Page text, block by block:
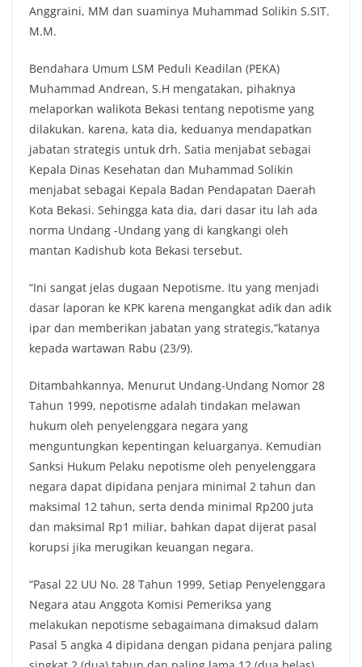
Anggraini, MM dan suaminya Muhammad Solikin S.SIT.
M.M.
Bendahara Umum LSM Peduli Keadilan (PEKA)
Muhammad Andrean, S.H mengatakan, pihaknya
melaporkan walikota Bekasi tentang nepotisme yang
dilakukan. karena, kata dia, keduanya mendapatkan
jabatan strategis untuk drh. Satia menjabat sebagai
Kepala Dinas Kesehatan dan Muhammad Solikin
menjabat sebagai Kepala Badan Pendapatan Daerah
Kota Bekasi. Sehingga kata dia, dari dasar itu lah ada
norma Undang -Undang yang di kangkangi oleh
mantan Kadishub kota Bekasi tersebut.
“Ini sangat jelas dugaan Nepotisme. Itu yang menjadi
dasar laporan ke KPK karena mengangkat adik dan adik
ipar dan memberikan jabatan yang strategis,”katanya
kepada wartawan Rabu (23/9).
Ditambahkannya, Menurut Undang-Undang Nomor 28
Tahun 1999, nepotisme adalah tindakan melawan
hukum oleh penyelenggara negara yang
menguntungkan kepentingan keluarganya. Kemudian
Sanksi Hukum Pelaku nepotisme oleh penyelenggara
negara dapat dipidana penjara minimal 2 tahun dan
maksimal 12 tahun, serta denda minimal Rp200 juta
dan maksimal Rp1 miliar, bahkan dapat dijerat pasal
korupsi jika merugikan keuangan negara.
“Pasal 22 UU No. 28 Tahun 1999, Setiap Penyelenggara
Negara atau Anggota Komisi Pemeriksa yang
melakukan nepotisme sebagaimana dimaksud dalam
Pasal 5 angka 4 dipidana dengan pidana penjara paling